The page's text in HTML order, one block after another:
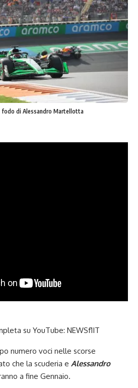
fodo di Alessandro Martellotta
su YouTube: NEWSf1IT
numero voci nelle scorse
che la scuderia e Alessandro
a fine Gennaio.